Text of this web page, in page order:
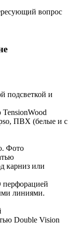
вопрос
подсветкой и
ПВХ (белые и с
Фото
карниз или
линиями.
Double Vision